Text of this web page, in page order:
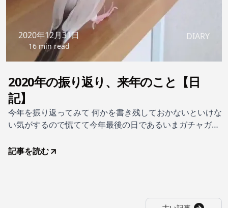
2020年12月31日
16 min read
DIARY
2020年の振り返り、来年のこと【日
記】
今年を振り返ってみて 何かを書き残しておかないといけな
い気がするので慌てて今年最後の日であるいまガチャガチ
だった、と思う。多くの方にとってそうであり、今現在も
記事を読む